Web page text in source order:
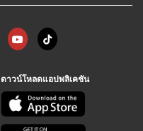
ดาวน์โหลดแอปพลิเคชัน